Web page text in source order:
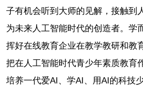
子有机会听到大师的见解，接触到
为未来人工智能时代的创造者。学
挥好在线教育企业在教学教研和教
把在人工智能时代青少年素质教育
培养一代爱AI、学AI、用AI的科技